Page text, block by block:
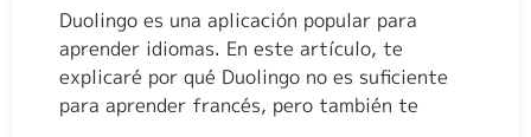
Duolingo es una aplicación popular para
aprender idiomas. En este artículo, te
explicaré por qué Duolingo no es suficiente
para aprender francés, pero también te